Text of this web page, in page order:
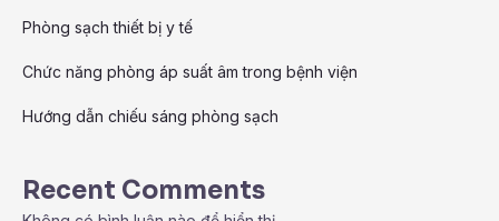
Phòng sạch thiết bị y tế
Chức năng phòng áp suất âm trong bệnh viện
Hướng dẫn chiếu sáng phòng sạch
Recent Comments